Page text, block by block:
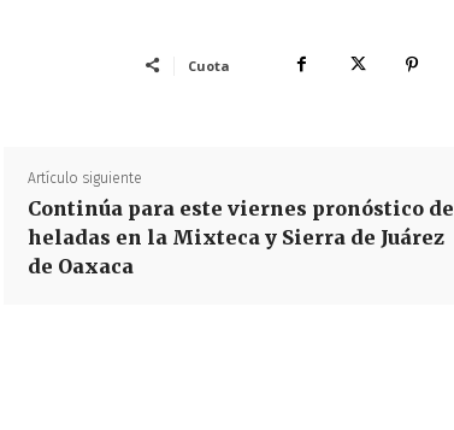
Cuota
Artículo siguiente
Continúa para este viernes pronóstico de
heladas en la Mixteca y Sierra de Juárez
de Oaxaca